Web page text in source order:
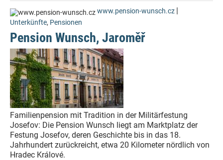
www.pension-wunsch.cz |
Unterkünfte, Pensionen
Pension Wunsch, Jaroměř
Familienpension mit Tradition in der Militärfestung
Josefov: Die Pension Wunsch liegt am Marktplatz der
Festung Josefov, deren Geschichte bis in das 18.
Jahrhundert zurückreicht, etwa 20 Kilometer nördlich von
Hradec Králové.